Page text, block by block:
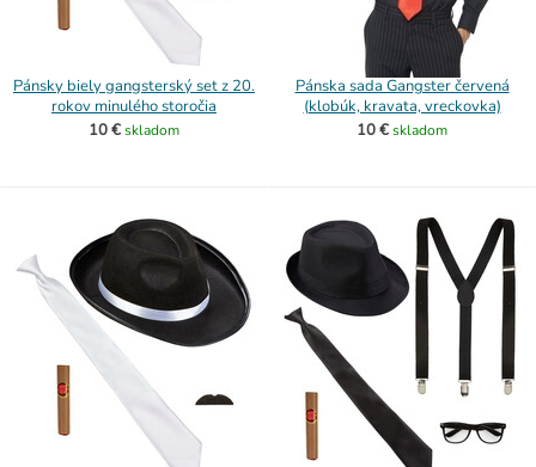
Pánsky biely gangsterský set z 20.
rokov minulého storočia
10 €skladom
Pánska sada Gangster červená
(klobúk, kravata, vreckovka)
10 €skladom